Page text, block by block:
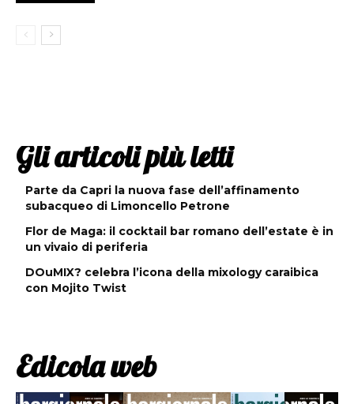
Gli articoli più letti
Parte da Capri la nuova fase dell’affinamento
subacqueo di Limoncello Petrone
Flor de Maga: il cocktail bar romano dell’estate è in
un vivaio di periferia
DOuMIX? celebra l’icona della mixology caraibica
con Mojito Twist
Edicola web